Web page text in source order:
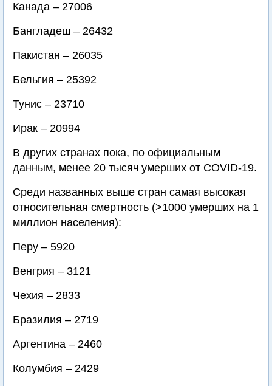
Канада – 27006
Бангладеш – 26432
Пакистан – 26035
Бельгия – 25392
Тунис – 23710
Ирак – 20994
В других странах пока, по официальным
данным, менее 20 тысяч умерших от COVID-19.
Среди названных выше стран самая высокая
относительная смертность (>1000 умерших на 1
миллион населения):
Перу – 5920
Венгрия – 3121
Чехия – 2833
Бразилия – 2719
Аргентина – 2460
Колумбия – 2429